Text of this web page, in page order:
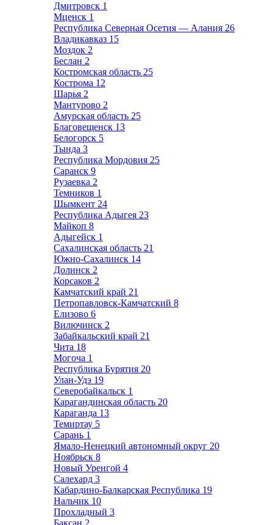
Дмитровск 1
Мценск 1
Республика Северная Осетия — Алания 26
Владикавказ 15
Моздок 2
Беслан 2
Костромская область 25
Кострома 12
Шарья 2
Мантурово 2
Амурская область 25
Благовещенск 13
Белогорск 5
Тында 3
Республика Мордовия 25
Саранск 9
Рузаевка 2
Темников 1
Шымкент 24
Республика Адыгея 23
Майкоп 8
Адыгейск 1
Сахалинская область 21
Южно-Сахалинск 14
Долинск 2
Корсаков 2
Камчатский край 21
Петропавловск-Камчатский 8
Елизово 6
Вилючинск 2
Забайкальский край 21
Чита 18
Могоча 1
Республика Бурятия 20
Улан-Удэ 19
Северобайкальск 1
Карагандинская область 20
Караганда 13
Темиртау 5
Сарань 1
Ямало-Ненецкий автономный округ 20
Ноябрьск 8
Новый Уренгой 4
Салехард 3
Кабардино-Балкарская Республика 19
Нальчик 10
Прохладный 3
Баксан 2